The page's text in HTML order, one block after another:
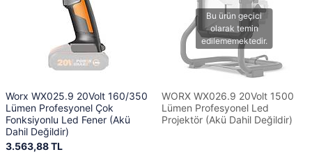
Worx WX025.9 20Volt 160/350
Lümen Profesyonel Çok
Fonksiyonlu Led Fener (Akü
Dahil Değildir)
3.563,88 TL
WORX WX026.9 20Volt 1500
Lümen Profesyonel Led
Projektör (Akü Dahil Değildir)